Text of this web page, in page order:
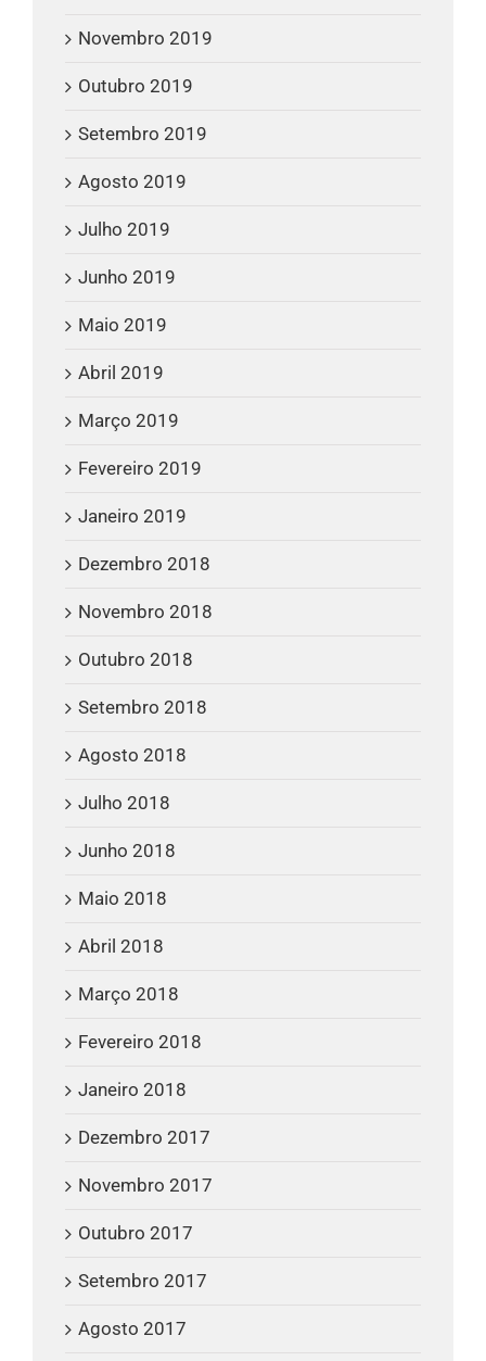
Novembro 2019
Outubro 2019
Setembro 2019
Agosto 2019
Julho 2019
Junho 2019
Maio 2019
Abril 2019
Março 2019
Fevereiro 2019
Janeiro 2019
Dezembro 2018
Novembro 2018
Outubro 2018
Setembro 2018
Agosto 2018
Julho 2018
Junho 2018
Maio 2018
Abril 2018
Março 2018
Fevereiro 2018
Janeiro 2018
Dezembro 2017
Novembro 2017
Outubro 2017
Setembro 2017
Agosto 2017